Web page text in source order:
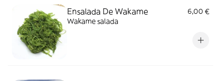
Ensalada De Wakame
6,00 €
Wakame salada